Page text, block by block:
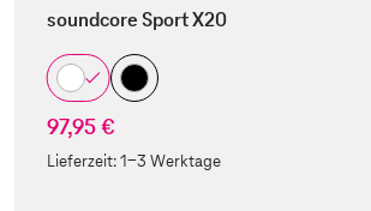
soundcore Sport X20
97,95 €
Lieferzeit:1-3 Werktage